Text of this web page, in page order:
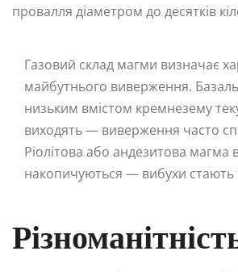
провалля діаметром до десятків
Газовий склад магми визначає
майбутнього виверження.
низьким вмістом кремнезему
виходять — виверження часто
Ріолітова або андезитова магма
накопичуються — вибухи